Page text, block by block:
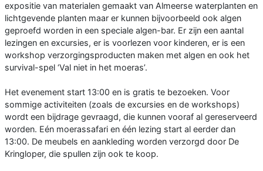
expositie van materialen gemaakt van Almeerse waterplanten en
lichtgevende planten maar er kunnen bijvoorbeeld ook algen
geproefd worden in een speciale algen-bar. Er zijn een aantal
lezingen en excursies, er is voorlezen voor kinderen, er is een
workshop verzorgingsproducten maken met algen en ook het
survival-spel ‘Val niet in het moeras’.
Het evenement start 13:00 en is gratis te bezoeken. Voor
sommige activiteiten (zoals de excursies en de workshops)
wordt een bijdrage gevraagd, die kunnen vooraf al gereserveerd
worden. Eén moerassafari en één lezing start al eerder dan
13:00. De meubels en aankleding worden verzorgd door De
Kringloper, die spullen zijn ook te koop.